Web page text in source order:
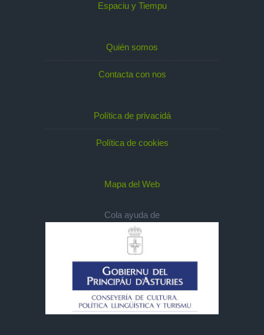
Espaciu y Tiempu
Quién somos
Contacta con nos
Política de privacidá
Política de cookies
Mapa del Web
Cola ayuda de